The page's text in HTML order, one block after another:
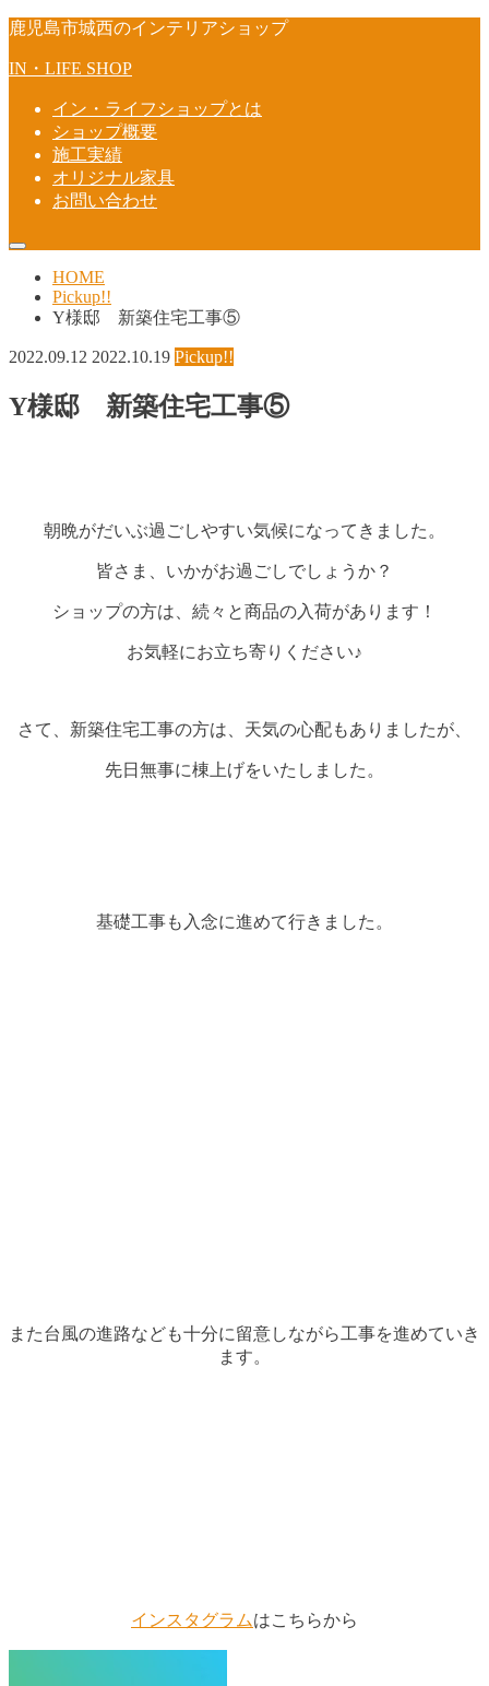
鹿児島市城西のインテリアショップ
IN・LIFE SHOP
イン・ライフショップとは
ショップ概要
施工実績
オリジナル家具
お問い合わせ
HOME
Pickup!!
Y様邸 新築住宅工事⑤
2022.09.12 2022.10.19 Pickup!!
Y様邸 新築住宅工事⑤
朝晩がだいぶ過ごしやすい気候になってきました。
皆さま、いかがお過ごしでしょうか？
ショップの方は、続々と商品の入荷があります！
お気軽にお立ち寄りください♪
さて、新築住宅工事の方は、天気の心配もありましたが、
先日無事に棟上げをいたしました。
基礎工事も入念に進めて行きました。
また台風の進路なども十分に留意しながら工事を進めていき
ます。
インスタグラムはこちらから